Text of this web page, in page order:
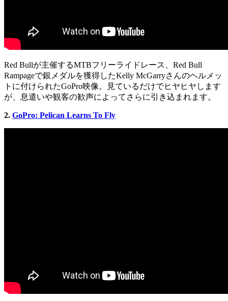
Red Bullが主催するMTBフリーライドレース、Red Bull
Rampageで銀メダルを獲得したKelly McGarryさんのヘルメッ
トに付けられたGoPro映像。見ているだけでヒヤヒヤします
が、息遣いや観客の歓声によってさらに引き込まれます。
2. GoPro: Pelican Learns To Fly